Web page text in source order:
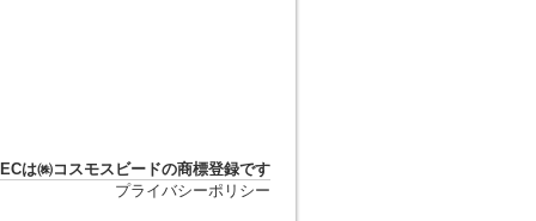
は㈱コスモスビードの商標登録です
プライバシーポリシー